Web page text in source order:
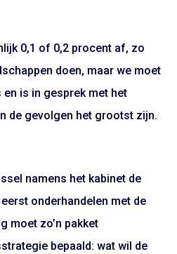
0,1 of 0,2 procent af, zo
doen, maar we moet
en is in gesprek met het
de gevolgen het grootst zijn.
namens het kabinet de
onderhandelen met de
moet zo’n pakket
bepaald: wat wil de